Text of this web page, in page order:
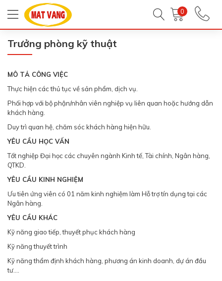
0
Trang chủ Tin tức - Sự kiện
Trưởng phòng kỹ thuật
MÔ TẢ CÔNG VIỆC
Thực hiện các thủ tục về sản phẩm, dịch vụ.
Phối hợp với bộ phận/nhân viên nghiệp vụ liên quan hoặc hướng dẫn
khách hàng.
Duy trì quan hệ, chăm sóc khách hàng hiện hữu.
YÊU CẦU HỌC VẤN
Tốt nghiệp Đại học các chuyên ngành Kinh tế, Tài chính, Ngân hàng,
QTKD.
YÊU CẦU KINH NGHIỆM
Ưu tiên ứng viên có 01 năm kinh nghiệm làm Hỗ trợ tín dụng tại các
Ngân hàng.
YÊU CẦU KHÁC
Kỹ năng giao tiếp, thuyết phục khách hàng
Kỹ năng thuyết trình
Kỹ năng thẩm định khách hàng, phương án kinh doanh, dự án đầu
tư....